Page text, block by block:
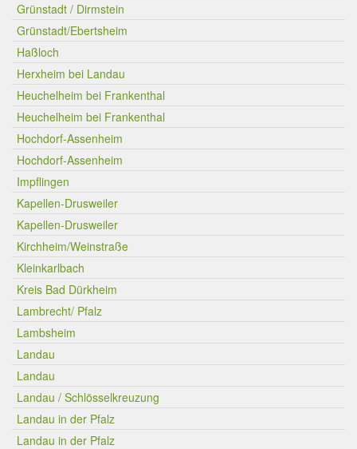
Grünstadt / Dirmstein
Grünstadt/Ebertsheim
Haßloch
Herxheim bei Landau
Heuchelheim bei Frankenthal
Heuchelheim bei Frankenthal
Hochdorf-Assenheim
Hochdorf-Assenheim
Impflingen
Kapellen-Drusweiler
Kapellen-Drusweiler
Kirchheim/Weinstraße
Kleinkarlbach
Kreis Bad Dürkheim
Lambrecht/ Pfalz
Lambsheim
Landau
Landau
Landau / Schlösselkreuzung
Landau in der Pfalz
Landau in der Pfalz